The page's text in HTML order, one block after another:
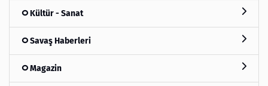
Kültür - Sanat
Savaş Haberleri
Magazin